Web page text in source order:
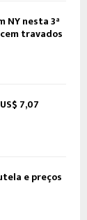
NY nesta 3ª
travados
7,07
e preços